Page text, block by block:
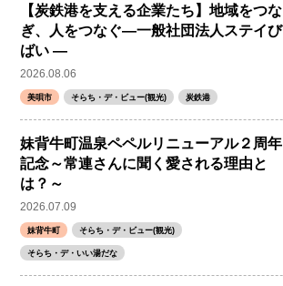
【炭鉄港を支える企業たち】地域をつな
ぎ、人をつなぐ―一般社団法人ステイび
ばい ―
2026.08.06
美唄市 そらち・デ・ビュー(観光) 炭鉄港
妹背牛町温泉ペペルリニューアル２周年
記念～常連さんに聞く愛される理由と
は？～
2026.07.09
妹背牛町 そらち・デ・ビュー(観光)
そらち・デ・いい湯だな